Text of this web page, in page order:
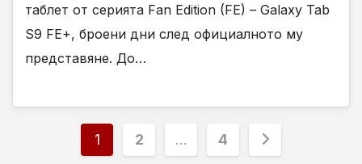
таблет от серията Fan Edition (FE) – Galaxy Tab
S9 FE+, броени дни след официалното му
представяне. До…
Разделяне
1 2 … 4